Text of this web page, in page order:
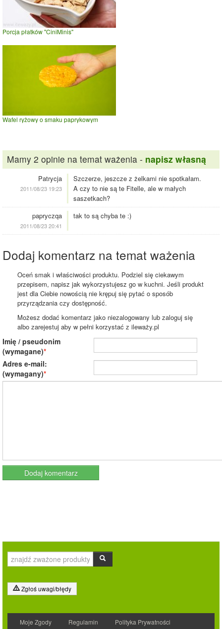
Porcja płatków "CiniMinis"
Wafel ryżowy o smaku paprykowym
Mamy 2 opinie na temat ważenia - napisz własną
Patrycja
2011/08/23 19:23
Szczerze, jeszcze z żelkami nie spotkałam.
A czy to nie są te Fitelle, ale w małych
saszetkach?
papryczqa
2011/08/23 20:41
tak to są chyba te :)
Dodaj komentarz na temat ważenia
Oceń smak i właściwości produktu. Podziel się ciekawym
przepisem, napisz jak wykorzystujesz go w kuchni. Jeśli produkt
jest dla Ciebie nowością nie krępuj się pytać o sposób
przyrządzania czy dostępność.
Możesz dodać komentarz jako niezalogowany lub zaloguj się
albo zarejestuj aby w pełni korzystać z ileważy.pl
Imię / pseudonim
(wymagane)
Adres e-mail:
(wymagany)
Zgłoś uwagi/błędy
Moje Zgody Regulamin Polityka Prywatności